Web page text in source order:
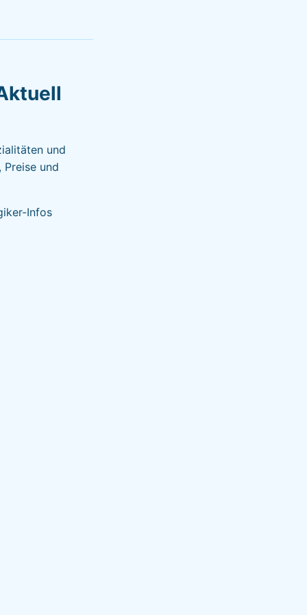
und
und
Infos